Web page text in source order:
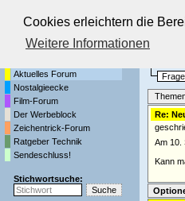
Cookies erleichtern die
Weitere Informationen
Die
Aktuelles Forum
Nostalgieecke
Film-Forum
Der Werbeblock
Zeichentrick-Forum
Ratgeber Technik
Sendeschluss!
Stichwortsuche:
Re:
Am 10.
Kann